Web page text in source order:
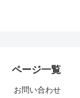
ページ一覧
お問い合わせ